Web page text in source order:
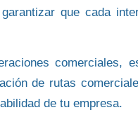
que cada
comerciales,
de rutas
de tu empresa.